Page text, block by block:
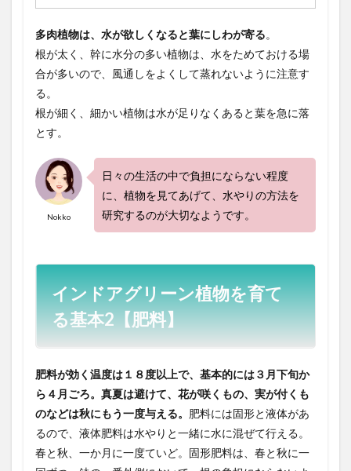
多肉植物は、水が欲しくなると葉にしわが寄る。
根が太く、幹に水分の多い植物は、水をためておける場
合が多いので、風通しをよくして蒸れないように注意す
る。
根が細く、細かい植物は水が足りなくあると葉を急に落
とす。
Nokko
日々の生活の中で負担にならない程度
に、植物を見てあげて、水やりの方法を
研究するのが大切なようです。
インドアグリーン植物を育て
る基本2【肥料】
肥料が効く温度は１８度以上で、基本的には３月下旬か
ら４月ごろ。真夏は避けて、花が咲くもの、実が付くも
のなどは秋にもう一度与える。 肥料には固形と液体があ
るので、液体肥料は水やりと一緒に水に混ぜて行える。
春と秋、一か月に一度ていど。固形肥料は、春と秋に一